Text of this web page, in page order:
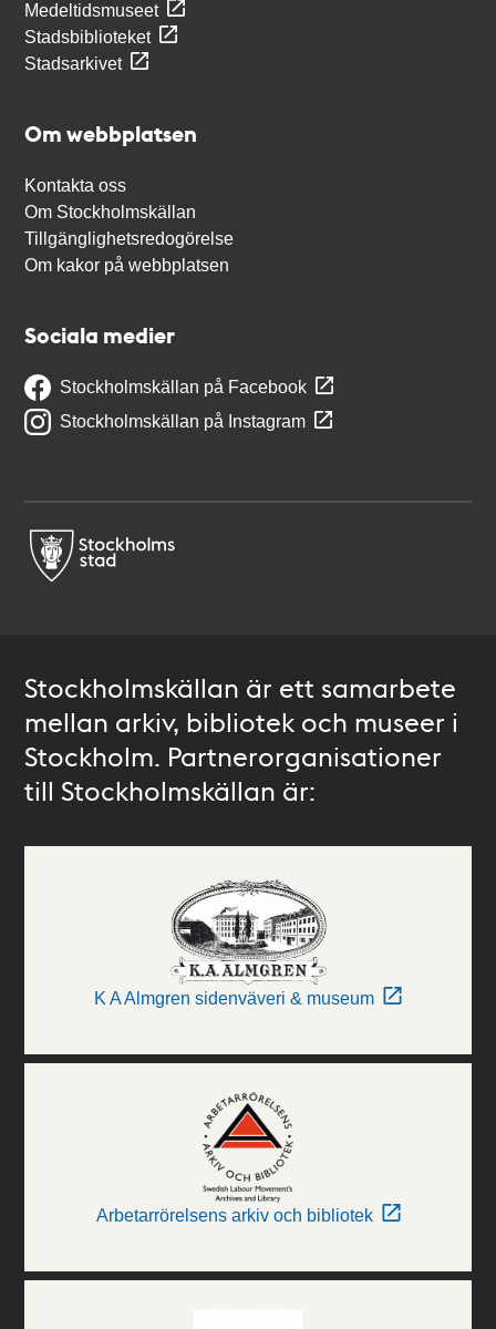
Medeltidsmuseet
Stadsbiblioteket
Stadsarkivet
Om webbplatsen
Kontakta oss
Om Stockholmskällan
Tillgänglighetsredogörelse
Om kakor på webbplatsen
Sociala medier
Stockholmskällan på Facebook
Stockholmskällan på Instagram
Stockholmskällan är ett samarbete
mellan arkiv, bibliotek och museer i
Stockholm. Partnerorganisationer
till Stockholmskällan är:
K A Almgren sidenväveri & museum
Arbetarrörelsens arkiv och bibliotek